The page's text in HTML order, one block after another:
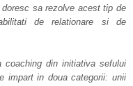
sa rezolve acest tip de
de relationare si de
din initiativa sefului
impart in doua categorii: unii